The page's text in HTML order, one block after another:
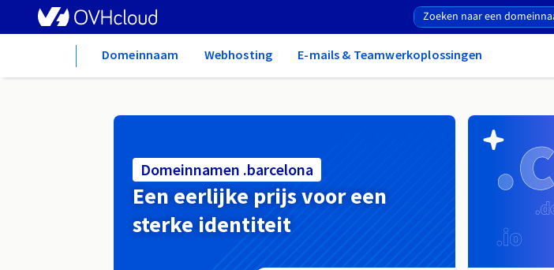
Domeinnaam Webhosting E-mails & Teamwerkoplossingen
Domeinnamen .barcelona
Een eerlijke prijs voor een
sterke identiteit